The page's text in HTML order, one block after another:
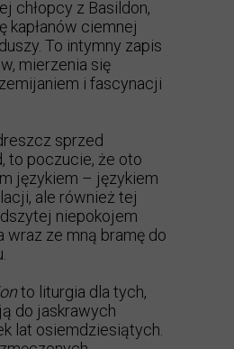
chłopcy z Basildon,
kapłanów ciemnej
To intymny zapis
mierzenia się
i fascynacji
sprzed
to poczucie, że oto
językiem – językiem
ale również tej
niepokojem
wraz ze mną bramę do
to liturgia dla tych,
do jaskrawych
lat osiemdziesiątych.